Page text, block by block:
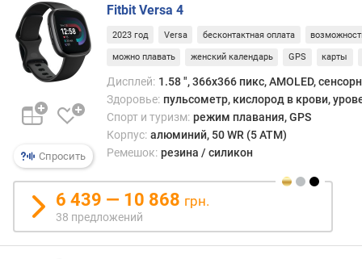
н
ы
х
р
е
и
м
в
(
ш
т
)
Спросить
Fitbit Versa 4
2023 год Versa бесконтактная оплата
можно плавать женский календарь GPS карты
Дисплей: 1.58 ", 366x366 пикс, AMOLED,
Здоровье: пульсометр, кислород в крови,
Спорт и туризм: режим плавания, GPS
Корпус: алюминий, 50 WR (5 ATM)
Ремешок: резина / силикон
6 439 — 10 868 грн.
38 предложений